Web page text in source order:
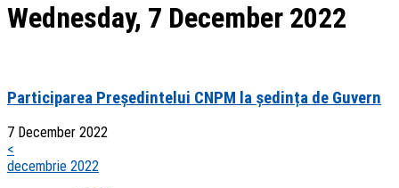
Wednesday, 7 December 2022
Participarea Președintelui CNPM la ședința de Guvern
7 December 2022
<
decembrie 2022